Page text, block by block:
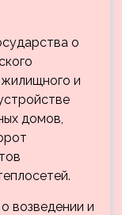
о
и
домов,
возведении и